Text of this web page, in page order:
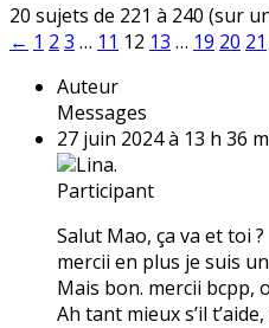
20 sujets de 221 à 240 (sur
← 1 2 3 … 11 12 13 … 19 20 21
Auteur
Messages
27 juin 2024 à 13 h 36
Lina.
Participant
Salut Mao, ça va et toi ?
mercii en plus je suis
Mais bon. mercii bcpp,
Ah tant mieux s’il